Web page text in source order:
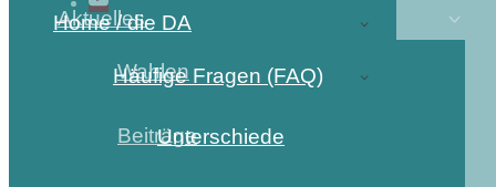
Aktuelles
Wahlen
Beiträge
Home / die DA
Häufige Fragen (FAQ)
Unterschiede